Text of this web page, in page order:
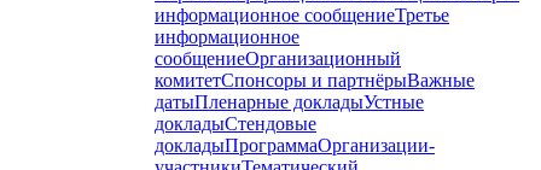
информационное сообщениеТретье
информационное
сообщениеОрганизационный
комитетСпонсоры и партнёрыВажные
датыПленарные докладыУстные
докладыСтендовые
докладыПрограммаОрганизации-